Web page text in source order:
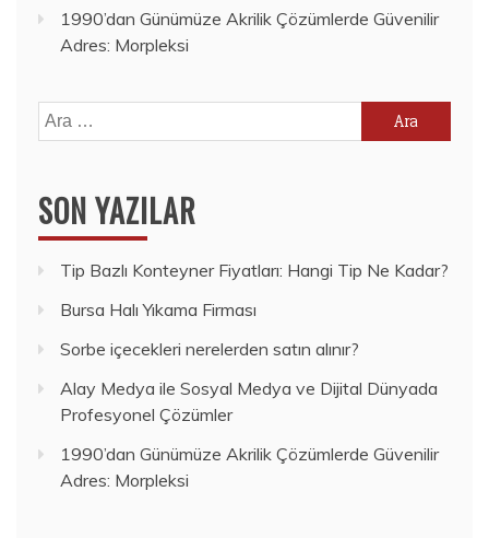
1990’dan Günümüze Akrilik Çözümlerde Güvenilir
Adres: Morpleksi
Arama:
SON YAZILAR
Tip Bazlı Konteyner Fiyatları: Hangi Tip Ne Kadar?
Bursa Halı Yıkama Firması
Sorbe içecekleri nerelerden satın alınır?
Alay Medya ile Sosyal Medya ve Dijital Dünyada
Profesyonel Çözümler
1990’dan Günümüze Akrilik Çözümlerde Güvenilir
Adres: Morpleksi